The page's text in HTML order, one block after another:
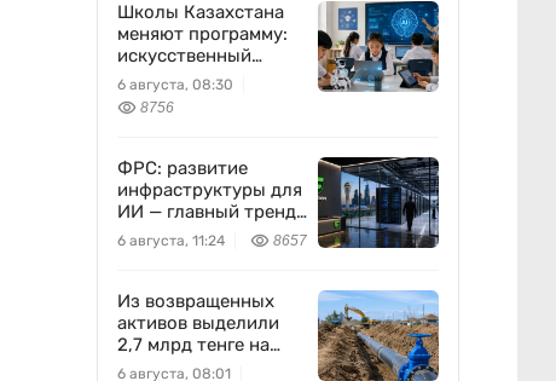
Школы Казахстана
меняют программу:
искусственный
интеллект станет
частью уроков с 1
класса
6 августа, 08:30
8756
ФРС: развитие
инфраструктуры для
ИИ — главный тренд
мировой экономики.
Как в него
Freedom Holding
Corp.
6 августа, 11:24 8657
Из возвращенных
активов выделили
2,7 млрд тенге на
водоснабжение
6 августа, 08:01